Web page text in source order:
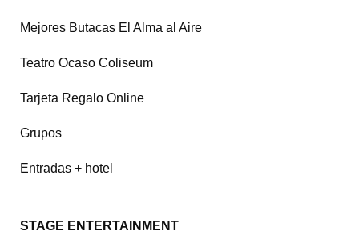
Mejores Butacas El Alma al Aire
Teatro Ocaso Coliseum
Tarjeta Regalo Online
Grupos
Entradas + hotel
STAGE ENTERTAINMENT